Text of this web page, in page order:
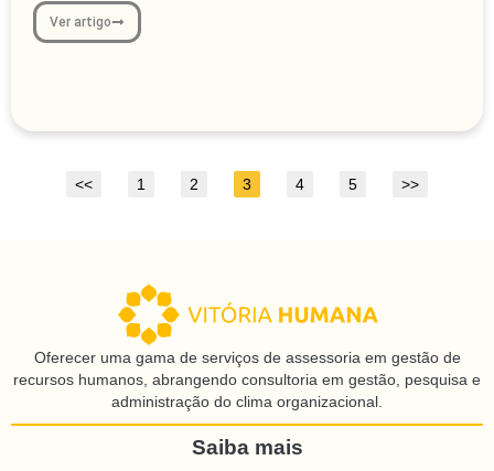
Ver artigo
<< 1 2 3 4 5 >>
Oferecer uma gama de serviços de assessoria em gestão de
recursos humanos, abrangendo consultoria em gestão, pesquisa e
administração do clima organizacional.
Saiba mais